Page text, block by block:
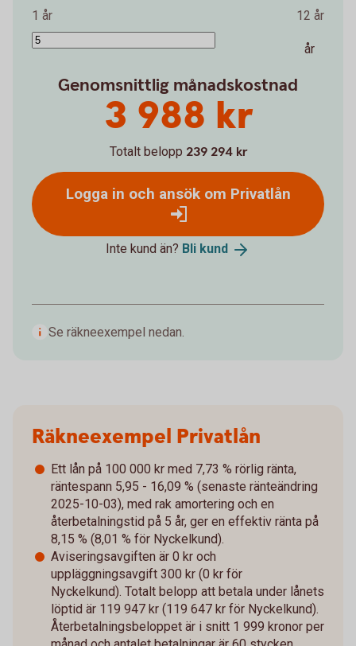
1 år 12 år
år
Genomsnittlig månadskostnad
3 988 kr
Totalt belopp 239 294 kr
Logga in och ansök om Privatlån
Inte kund än? Bli kund
Se räkneexempel nedan.
Räkneexempel Privatlån
Ett lån på 100 000 kr med 7,73 % rörlig ränta,
räntespann 5,95 - 16,09 % (senaste ränteändring
2025-10-03), med rak amortering och en
återbetalningstid på 5 år, ger en effektiv ränta på
8,15 % (8,01 % för Nyckelkund).
Aviseringsavgiften är 0 kr och
uppläggningsavgift 300 kr (0 kr för
Nyckelkund). Totalt belopp att betala under lånets
löptid är 119 947 kr (119 647 kr för Nyckelkund).
Återbetalningsbeloppet är i snitt 1 999 kronor per